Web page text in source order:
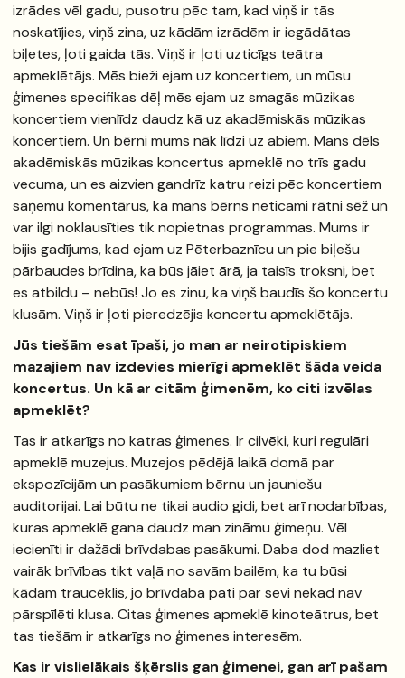
izrādes vēl gadu, pusotru pēc tam, kad viņš ir tās
noskatījies, viņš zina, uz kādām izrādēm ir iegādātas
biļetes, ļoti gaida tās. Viņš ir ļoti uzticīgs teātra
apmeklētājs. Mēs bieži ejam uz koncertiem, un mūsu
ģimenes specifikas dēļ mēs ejam uz smagās mūzikas
koncertiem vienlīdz daudz kā uz akadēmiskās mūzikas
koncertiem. Un bērni mums nāk līdzi uz abiem. Mans dēls
akadēmiskās mūzikas koncertus apmeklē no trīs gadu
vecuma, un es aizvien gandrīz katru reizi pēc koncertiem
saņemu komentārus, ka mans bērns neticami rātni sēž un
var ilgi noklausīties tik nopietnas programmas. Mums ir
bijis gadījums, kad ejam uz Pēterbaznīcu un pie biļešu
pārbaudes brīdina, ka būs jāiet ārā, ja taisīs troksni, bet
es atbildu – nebūs! Jo es zinu, ka viņš baudīs šo koncertu
klusām. Viņš ir ļoti pieredzējis koncertu apmeklētājs.
Jūs tiešām esat īpaši, jo man ar neirotipiskiem
mazajiem nav izdevies mierīgi apmeklēt šāda veida
koncertus. Un kā ar citām ģimenēm, ko citi izvēlas
apmeklēt?
Tas ir atkarīgs no katras ģimenes. Ir cilvēki, kuri regulāri
apmeklē muzejus. Muzejos pēdējā laikā domā par
ekspozīcijām un pasākumiem bērnu un jauniešu
auditorijai. Lai būtu ne tikai audio gidi, bet arī nodarbības,
kuras apmeklē gana daudz man zināmu ģimeņu. Vēl
iecienīti ir dažādi brīvdabas pasākumi. Daba dod mazliet
vairāk brīvības tikt vaļā no savām bailēm, ka tu būsi
kādam traucēklis, jo brīvdaba pati par sevi nekad nav
pārspīlēti klusa. Citas ģimenes apmeklē kinoteātrus, bet
tas tiešām ir atkarīgs no ģimenes interesēm.
Kas ir vislielākais šķērslis gan ģimenei, gan arī pašam